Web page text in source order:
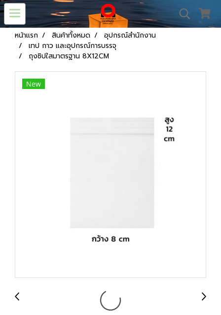
หน้าแรก สินค้าทั้งหมด
อุปกรณ์สำนักงาน
เทป กาว และอุปกรณ์การบรรจุ
ถุงซิปใสมาตรฐาน 8X12CM
New